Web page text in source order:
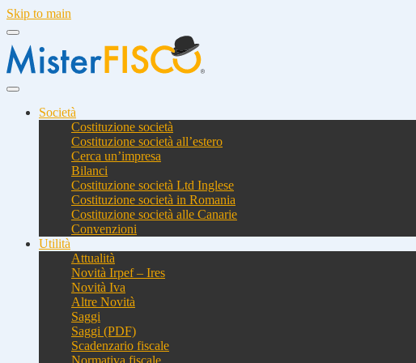
Skip to main
Società
Costituzione società
Costituzione società all’estero
Cerca un’impresa
Bilanci
Costituzione società Ltd Inglese
Costituzione società in Romania
Costituzione società alle Canarie
Convenzioni
Utilità
Attualità
Novità Irpef – Ires
Novità Iva
Altre Novità
Saggi
Saggi (PDF)
Scadenzario fiscale
Normativa fiscale